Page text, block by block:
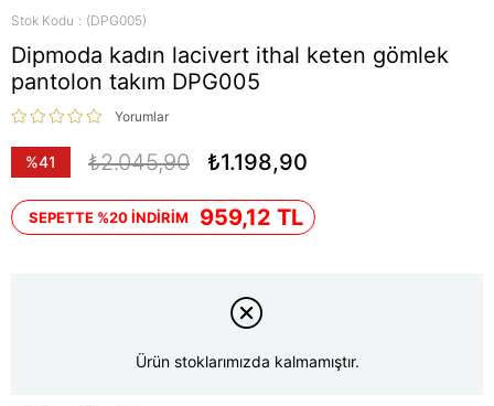
Stok Kodu (DPG005)
Dipmoda kadın lacivert ithal keten gömlek
pantolon takım DPG005
Yorumlar
%41
₺2.045,90 ₺1.198,90
SEPETTE %20 İNDİRİM 959,12 TL
Ürün stoklarımızda kalmamıştır.